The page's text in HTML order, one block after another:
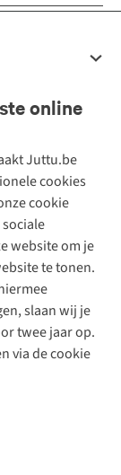
online
Juttu.be
cookies
cookie
website om je
te tonen.
slaan wij je
twee jaar op.
via de cookie